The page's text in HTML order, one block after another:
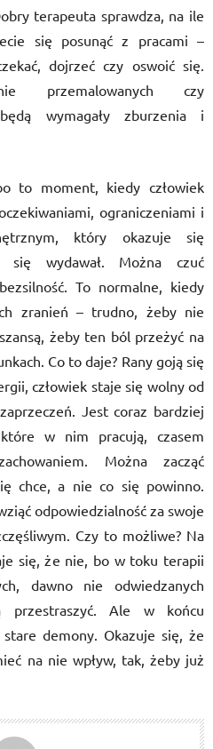
terapeuta sprawdza, na ile
się posunąć z pracami –
dojrzeć czy oswoić się.
przemalowanych czy
wymagały zburzenia i
to moment, kiedy człowiek
ograniczeniami i
który okazuje się
wydawał. Można czuć
To normalne, kiedy
zranień – trudno, żeby nie
żeby ten ból przeżyć na
Co to daje? Rany goją się
człowiek staje się wolny od
Jest coraz bardziej
w nim pracują, czasem
Można zacząć
chce, a nie co się powinno.
odpowiedzialność za swoje
Czy to możliwe? Na
się, że nie, bo w toku terapii
dawno nie odwiedzanych
przestraszyć. Ale w końcu
demony. Okazuje się, że
na nie wpływ, tak, żeby już